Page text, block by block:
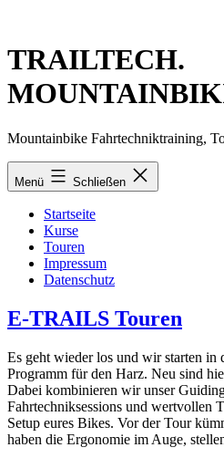
springen
TRAILTECH.
Mountainbike Fahrtechniktraining,
Menü Schließen
Startseite
Kurse
Touren
Impressum
Datenschutz
E-TRAILS Touren
Es geht wieder los und wir starten in
Programm für den Harz. Neu sind
Dabei kombinieren wir unser
Fahrtechniksessions und wertvollen
Setup eures Bikes. Vor der Tour
haben die Ergonomie im Auge,